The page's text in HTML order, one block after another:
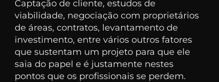
Captação de cliente, estudos de
viabilidade, negociação com proprietários
de áreas, contratos, levantamento de
investimento, entre vários outros fatores
que sustentam um projeto para que ele
saia do papel e é justamente nestes
pontos que os profissionais se perdem.